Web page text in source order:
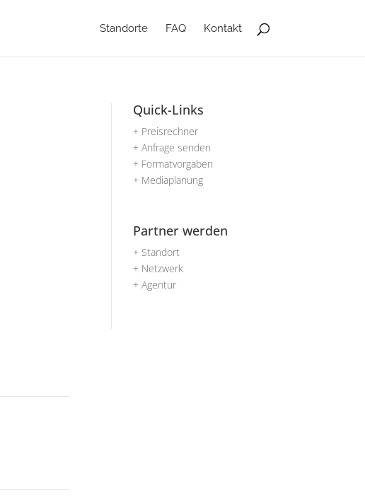
Standorte FAQ Kontakt
Quick-Links
+ Preisrechner
+ Anfrage senden
+ Formatvorgaben
+ Mediaplanung
Partner werden
+ Standort
+ Netzwerk
+ Agentur